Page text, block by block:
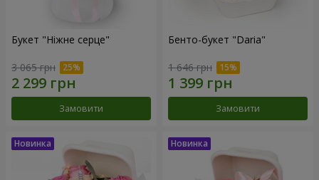
Букет "Ніжне серце"
3 065 грн
Замовити
Бенто-букет "Daria"
1 646 грн
Замовити